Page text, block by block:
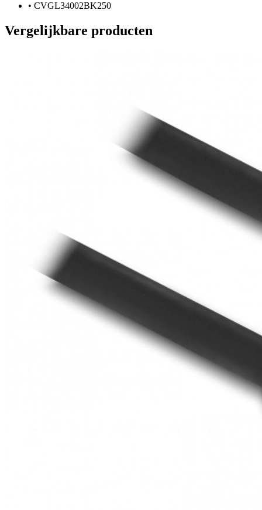
• CVGL34002BK250
Vergelijkbare producten